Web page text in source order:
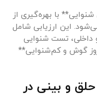
شنوایی** با بهره‌گیری از
این ارزیابی شامل
تست شنوایی
گوش و کم‌شنوایی**
و بینی در